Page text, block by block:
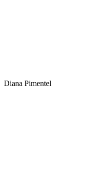
Diana Pimentel